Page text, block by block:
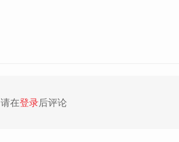
请在登录后评论